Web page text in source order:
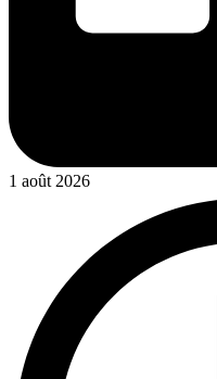
1 août 2026